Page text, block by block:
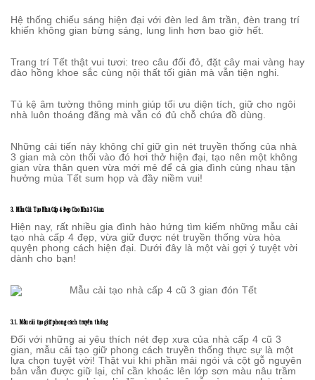
Hệ thống chiếu sáng hiện đại với đèn led âm trần, đèn trang trí
khiến không gian bừng sáng, lung linh hơn bao giờ hết.
Trang trí Tết thật vui tươi: treo câu đối đỏ, đặt cây mai vàng hay
đào hồng khoe sắc cùng nội thất tối giản mà vẫn tiện nghi.
Tủ kệ âm tường thông minh giúp tối ưu diện tích, giữ cho ngôi
nhà luôn thoáng đãng mà vẫn có đủ chỗ chứa đồ dùng.
Những cải tiến này không chỉ giữ gìn nét truyền thống của nhà
3 gian mà còn thổi vào đó hơi thở hiện đại, tạo nên một không
gian vừa thân quen vừa mới mẻ để cả gia đình cùng nhau tận
hưởng mùa Tết sum họp và đầy niềm vui!
3. Mẫu Cải Tạo Nhà Cấp 4 Đẹp Cho Nhà 3 Gian
Hiện nay, rất nhiều gia đình hào hứng tìm kiếm những mẫu cải
tạo nhà cấp 4 đẹp, vừa giữ được nét truyền thống vừa hòa
quyện phong cách hiện đại. Dưới đây là một vài gợi ý tuyệt vời
dành cho bạn!
3.1. Mẫu cải tạo giữ phong cách truyền thống
Đối với những ai yêu thích nét đẹp xưa của nhà cấp 4 cũ 3
gian, mẫu cải tạo giữ phong cách truyền thống thực sự là một
lựa chọn tuyệt vời! Thật vui khi phần mái ngói và cột gỗ nguyên
bản vẫn được giữ lại, chỉ cần khoác lên lớp sơn màu nâu trầm